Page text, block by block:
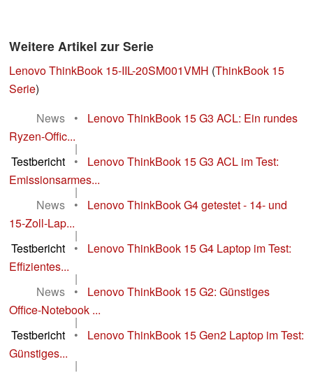
Weitere Artikel zur Serie
Lenovo ThinkBook 15-IIL-20SM001VMH (ThinkBook 15
Serie)
News
•
Lenovo ThinkBook 15 G3 ACL: Ein rundes
Ryzen-Offic...
|
Testbericht
•
Lenovo ThinkBook 15 G3 ACL im Test:
Emissionsarmes...
|
News
•
Lenovo ThinkBook G4 getestet - 14- und
15-Zoll-Lap...
|
Testbericht
•
Lenovo ThinkBook 15 G4 Laptop im Test:
Effizientes...
|
News
•
Lenovo ThinkBook 15 G2: Günstiges
Office-Notebook ...
|
Testbericht
•
Lenovo ThinkBook 15 Gen2 Laptop im Test:
Günstiges...
|